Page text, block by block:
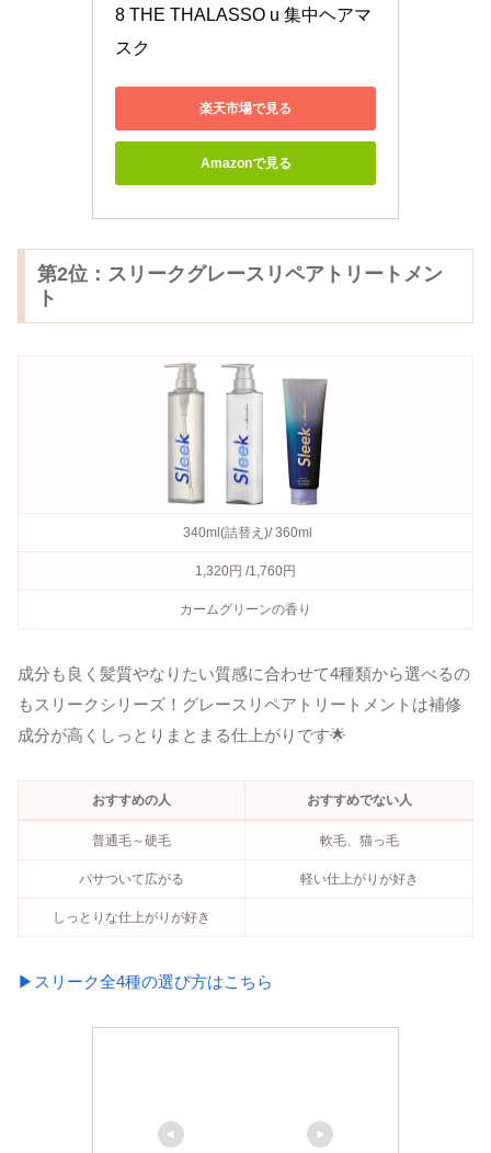
8 THE THALASSO u 集中ヘアマ
スク
楽天市場で見る
Amazonで見る
第2位：スリークグレースリペアトリートメン
ト
340ml(詰替え)/ 360ml
1,320円 /1,760円
カームグリーンの香り
成分も良く髪質やなりたい質感に合わせて4種類から選べるの
もスリークシリーズ！グレースリペアトリートメントは補修
成分が高くしっとりまとまる仕上がりです🌟
おすすめの人 おすすめでない人
普通毛～硬毛 軟毛、猫っ毛
パサついて広がる 軽い仕上がりが好き
しっとりな仕上がりが好き
▶スリーク全4種の選び方はこちら